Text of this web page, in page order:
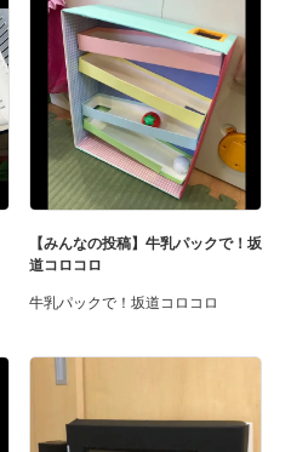
【みんなの投稿】牛乳パックで！坂
道コロコロ
牛乳パックで！坂道コロコロ